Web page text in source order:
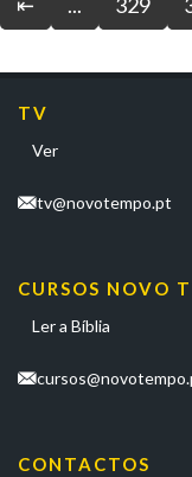
TV
Ver
tv@novotempo.pt
CURSOS NOVO
Ler a Bíblia
CONTACTOS